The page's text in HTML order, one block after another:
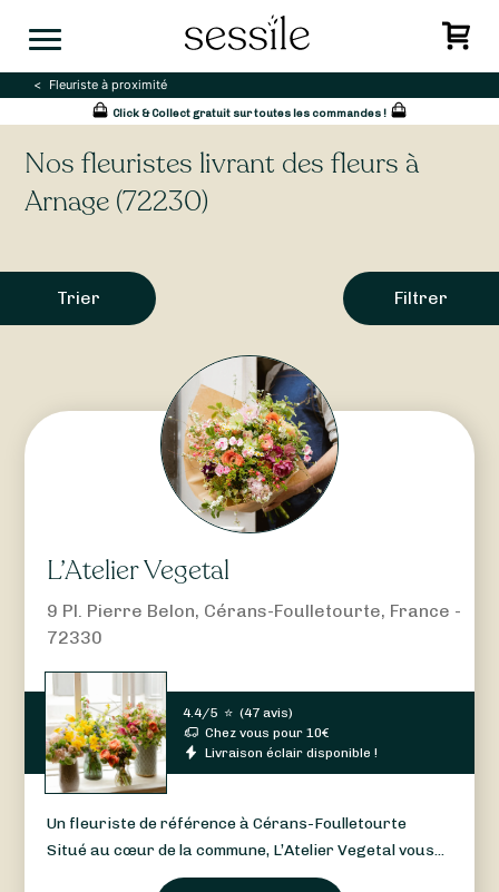
Fleuriste à proximité
Click & Collect gratuit sur toutes les commandes !
Nos fleuristes livrant des fleurs à
Arnage (72230)
Trier Filtrer
L’Atelier Vegetal
9 Pl. Pierre Belon, Cérans-Foulletourte, France -
72330
4.4/5 ⭐ (47 avis)
Chez vous pour10€
Livraison éclair disponible !
Un fleuriste de référence à Cérans-Foulletourte
Situé au cœur de la commune, L’Atelier Vegetal vous...